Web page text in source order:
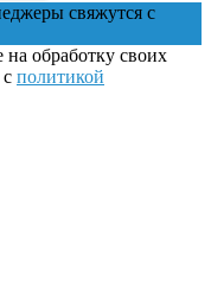
свяжутся с
обработку своих
политикой